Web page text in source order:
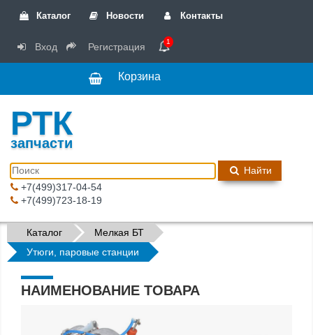
Каталог Новости Контакты
Вход Регистрация 1
Корзина
РТК
запчасти
Найти
+7(499)317-04-54
+7(499)723-18-19
Каталог
Мелкая БТ
Утюги, паровые станции
НАИМЕНОВАНИЕ ТОВАРА